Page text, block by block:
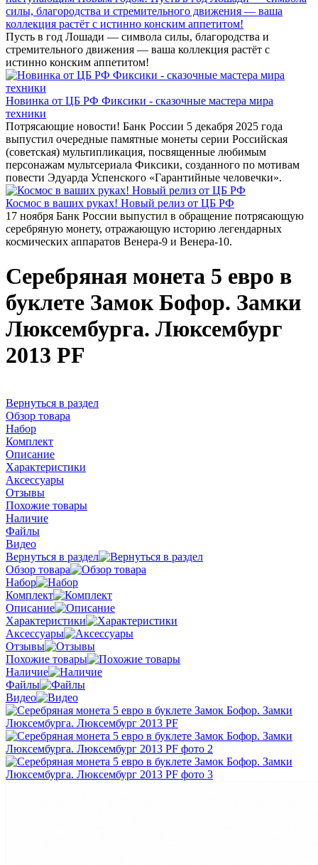
силы, благородства и стремительного движения — ваша
коллекция растёт с истинно конским аппетитом!
Пусть в год Лошади — символа силы, благородства и
стремительного движения — ваша коллекция растёт с
истинно конским аппетитом!
Новинка от ЦБ РФ Фиксики - сказочные мастера мира
техники
Потрясающие новости! Банк России 5 декабря 2025 года
выпустил очередные памятные монеты серии Российская
(советская) мультипликация, посвященные любимым
персонажам мультсериала Фиксики, созданного по мотивам
повести Эдуарда Успенского «Гарантийные человечки».
Космос в ваших руках! Новый релиз от ЦБ РФ
17 ноября Банк России выпустил в обращение потрясающую
серебряную монету, отражающую историю легендарных
космических аппаратов Венера-9 и Венера-10.
Серебряная монета 5 евро в
буклете Замок Бофор. Замки
Люксембурга. Люксембург
2013 PF
Вернуться в раздел
Обзор товара
Набор
Комплект
Описание
Характеристики
Аксессуары
Отзывы
Похожие товары
Наличие
Файлы
Видео
Вернуться в раздел
Обзор товара
Набор
Комплект
Описание
Характеристики
Аксессуары
Отзывы
Похожие товары
Наличие
Файлы
Видео